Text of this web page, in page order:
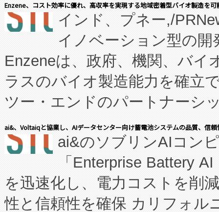
Enzene、コスト効率に優れ、高収率を実現する地域密着型バイオ製造を
インド、プネー,/
イノベーション型の
Enzeneは、政府、機関、バイ
ラスのバイオ製造能力を確立
ツー・エンドのパートナーシ
表しました。 同社の実績ある
manufacturing™ (FCCM™) プ
たNeXは、バイオ医薬品製造
従来のフェッドバッチ施設の
に、患者やサプライチェーン
ai&、Voltaiqと協業し、AIデータセンター向け蓄電池システムの品質、信
ai&のソブリンAIコン
「Enterprise Battery
を迅速化し、電力コストを削
性と信頼性を確保 カリフォル